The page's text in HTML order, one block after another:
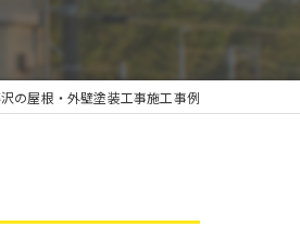
の屋根・外壁塗装工事施工事例